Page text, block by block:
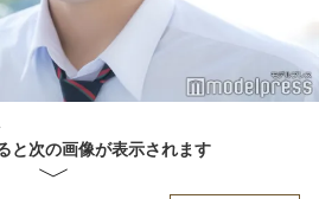
と次の画像が表示されます